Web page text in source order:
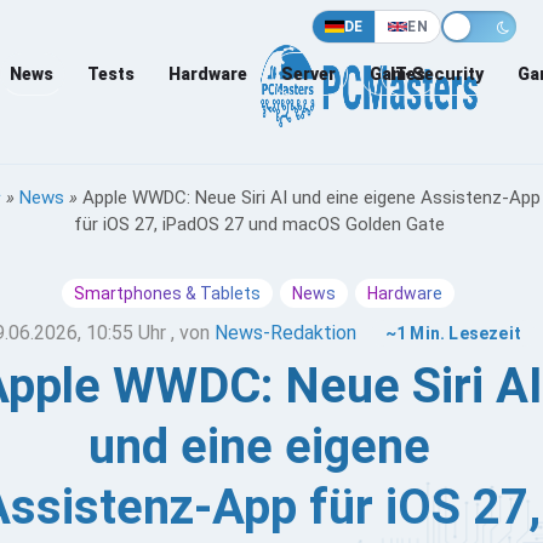
DE EN
News Tests Hardware Server Games
IT-Security
» News » Apple WWDC: Neue Siri AI und eine eigene Assistenz-App
für iOS 27, iPadOS 27 und macOS Golden Gate
Smartphones & Tablets News Hardware
10:55 Uhr , von News-Redaktion ~1 Min. Lesezeit
WWDC: Neue Siri AI
und eine eigene
App für iOS 27,